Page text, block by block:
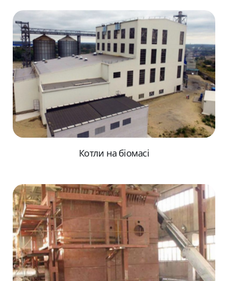
Котли на біомасі